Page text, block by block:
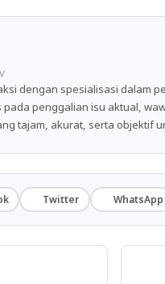
dengan spesialisasi dalam
pada penggalian isu aktual,
tajam, akurat, serta objektif
Twitter WhatsApp